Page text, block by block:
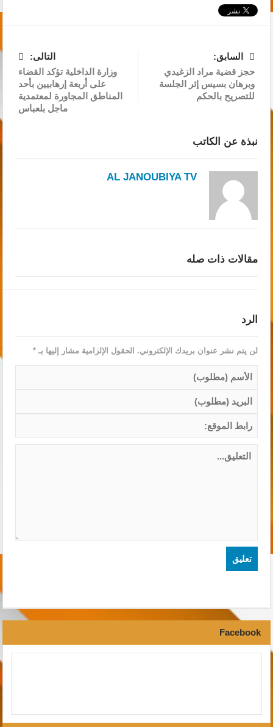
السابق:
حجز قضية مراد الزغيدي
وبرهان بسيس إثر الجلسة
للتصريح بالحكم
التالى:
وزارة الداخلية تؤكد القضاء
على أربعة إرهابيين بأحد
المناطق المجاورة لمعتمدية
ماجل بلعباس
نبذة عن الكاتب
AL JANOUBIYA TV
مقالات ذات صله
الرد
لن يتم نشر عنوان بريدك الإلكتروني. الحقول الإلزامية مشار إليها بـ*
Facebook